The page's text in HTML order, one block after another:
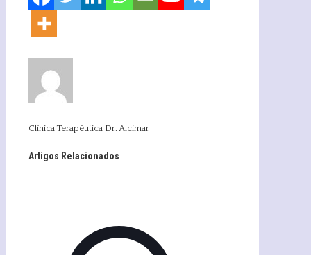
Clínica Terapêutica Dr. Alcimar
Artigos Relacionados